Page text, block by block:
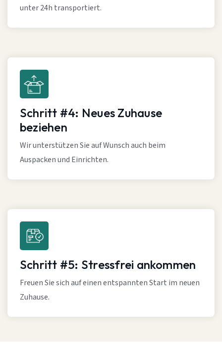
unter 24h transportiert.
Schritt #4: Neues Zuhause
beziehen
Wir unterstützen Sie auf Wunsch auch beim
Auspacken und Einrichten.
Schritt #5: Stressfrei ankommen
Freuen Sie sich auf einen entspannten Start im neuen
Zuhause.